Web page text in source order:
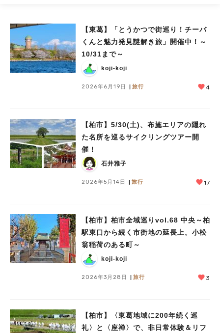
【東葛】「とうかつで街巡り！チーバ
くんと魅力発見謎解き旅」開催中！～
10/31まで～
koji-koji
2026年6月19日 旅行 4
【柏市】5/30(土)、布施エリアの隠れ
た名所を巡るサイクリングツアー開
催！
石井雅子
2026年5月14日 旅行 17
【柏市】柏市全域巡りvol.68 中央～柏
駅東口から続く市街地の延長上。小松
翁稲荷のある町～
koji-koji
2026年3月28日 旅行 3
【柏市】〈東葛地域に200年続く巡
礼〉と〈座禅〉で、非日常体験＆リフ